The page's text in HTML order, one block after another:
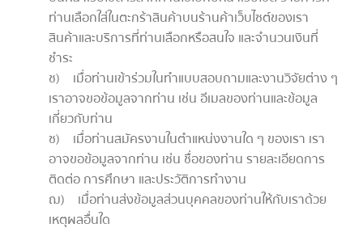
ท่านเลือกใส่ในตะกร้าสินค้าบนร้านค้าเว็บไซต์ของเรา
สินค้าและบริการที่ท่านเลือกหรือสนใจ และจำนวนเงินที่
ชำระ
ช) เมื่อท่านเข้าร่วมในทำแบบสอบถามและงานวิจัยต่าง ๆ
เราอาจขอข้อมูลจากท่าน เช่น อีเมลของท่านและข้อมูล
เกี่ยวกับท่าน
ซ) เมื่อท่านสมัครงานในตำแหน่งงานใด ๆ ของเรา เรา
อาจขอข้อมูลจากท่าน เช่น ชื่อของท่าน รายละเอียดการ
ติดต่อ การศึกษา และประวัติการทำงาน
ฌ) เมื่อท่านส่งข้อมูลส่วนบุคคลของท่านให้กับเราด้วย
เหตุผลอื่นใด